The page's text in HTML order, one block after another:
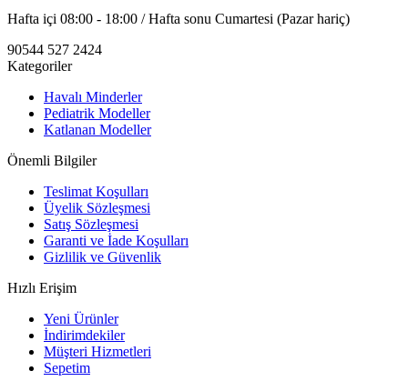
Hafta içi 08:00 - 18:00 / Hafta sonu Cumartesi (Pazar hariç)
90544 527 2424
Kategoriler
Havalı Minderler
Pediatrik Modeller
Katlanan Modeller
Önemli Bilgiler
Teslimat Koşulları
Üyelik Sözleşmesi
Satış Sözleşmesi
Garanti ve İade Koşulları
Gizlilik ve Güvenlik
Hızlı Erişim
Yeni Ürünler
İndirimdekiler
Müşteri Hizmetleri
Sepetim